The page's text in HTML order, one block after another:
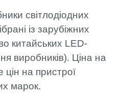
світлодіодних
із зарубіжних
китайських LED-
виробників). Ціна на
на пристрої
марок.